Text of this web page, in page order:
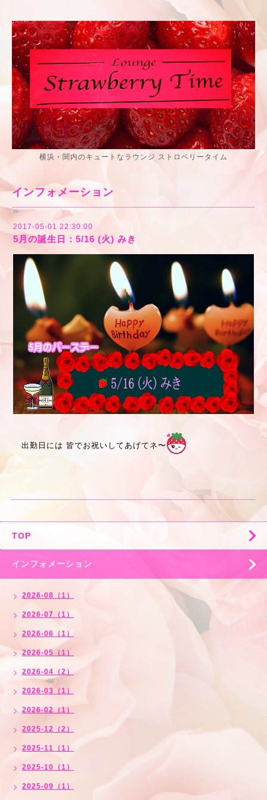
横浜・関内のキュートなラウンジ ストロベリータイム
インフォメーション
2017-05-01 22:30:00
5月の誕生日：5/16 (火) みき
出勤日には 皆でお祝いしてあげてネ〜
TOP
インフォメーション
2026-08（1）
2026-07（1）
2026-06（1）
2026-05（1）
2026-04（2）
2026-03（1）
2026-02（1）
2025-12（2）
2025-11（1）
2025-10（1）
2025-09（1）